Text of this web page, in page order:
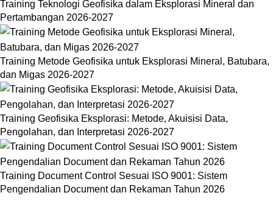
Training Teknologi Geofisika dalam Eksplorasi Mineral dan
Pertambangan 2026-2027
Training Metode Geofisika untuk Eksplorasi Mineral, Batubara,
dan Migas 2026-2027
Training Geofisika Eksplorasi: Metode, Akuisisi Data,
Pengolahan, dan Interpretasi 2026-2027
Training Document Control Sesuai ISO 9001: Sistem
Pengendalian Document dan Rekaman Tahun 2026